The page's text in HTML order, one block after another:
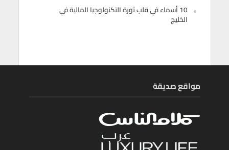
10 أسماء في قلب ثورة التكنولوجيا المالية في
الخليج
مواقع صديقة